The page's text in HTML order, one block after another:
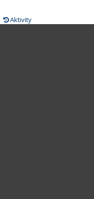
Aktivity